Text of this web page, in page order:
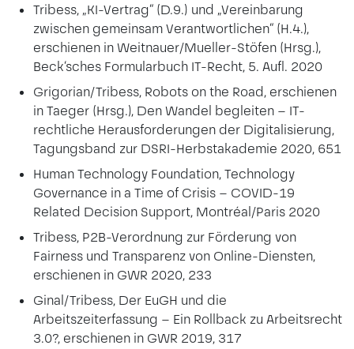
Tribess, „KI-Vertrag“ (D.9.) und „Vereinbarung
zwischen gemeinsam Verantwortlichen“ (H.4.),
erschienen in Weitnauer/Mueller-Stöfen (Hrsg.),
Beck‘sches Formularbuch IT-Recht, 5. Aufl. 2020
Grigorian/Tribess, Robots on the Road, erschienen
in Taeger (Hrsg.), Den Wandel begleiten – IT-
rechtliche Herausforderungen der Digitalisierung,
Tagungsband zur DSRI-Herbstakademie 2020, 651
Human Technology Foundation, Technology
Governance in a Time of Crisis – COVID-19
Related Decision Support, Montréal/Paris 2020
Tribess, P2B-Verordnung zur Förderung von
Fairness und Transparenz von Online-Diensten,
erschienen in GWR 2020, 233
Ginal/Tribess, Der EuGH und die
Arbeitszeiterfassung – Ein Rollback zu Arbeitsrecht
3.0?, erschienen in GWR 2019, 317